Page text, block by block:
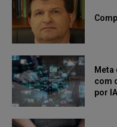
Meta
com
por